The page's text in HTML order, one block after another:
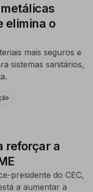
elimina o
mais seguros e
sistemas sanitários,
reforçar a
presidente do CEC,
a aumentar a